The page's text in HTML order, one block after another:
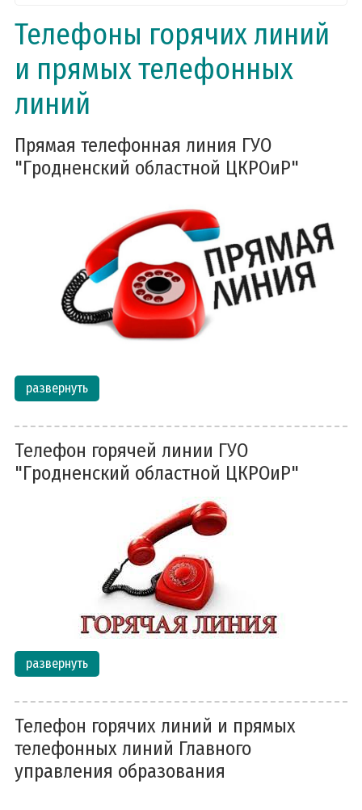
Телефоны горячих линий
и прямых телефонных
линий
Прямая телефонная линия ГУО
"Гродненский областной ЦКРОиР"
развернуть
Телефон горячей линии ГУО
"Гродненский областной ЦКРОиР"
развернуть
Телефон горячих линий и прямых
телефонных линий Главного
управления образования